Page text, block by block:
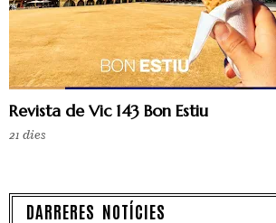
Revista de Vic 143 Bon Estiu
21 dies
DARRERES NOTÍCIES